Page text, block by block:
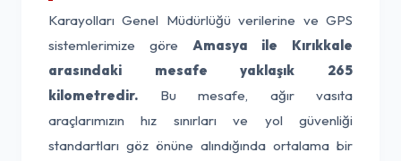
Karayolları Genel Müdürlüğü verilerine ve GPS
sistemlerimize göre Amasya ile Kırıkkale
arasındaki mesafe yaklaşık 265
kilometredir. Bu mesafe, ağır vasıta
araçlarımızın hız sınırları ve yol güvenliği
standartları göz önüne alındığında ortalama bir